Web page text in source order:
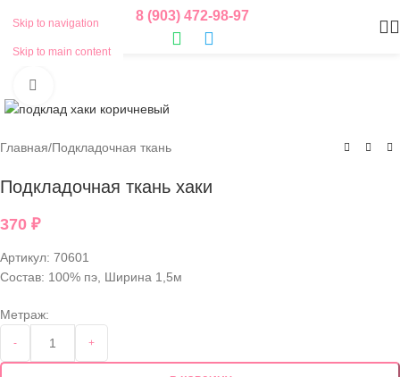
Skip to navigation
Skip to main content
8 (903) 472-98-97
Главная/Подкладочная ткань
Подкладочная ткань хаки
370 ₽
Артикул: 70601
Состав: 100% пэ, Ширина 1,5м
Метраж:
- +